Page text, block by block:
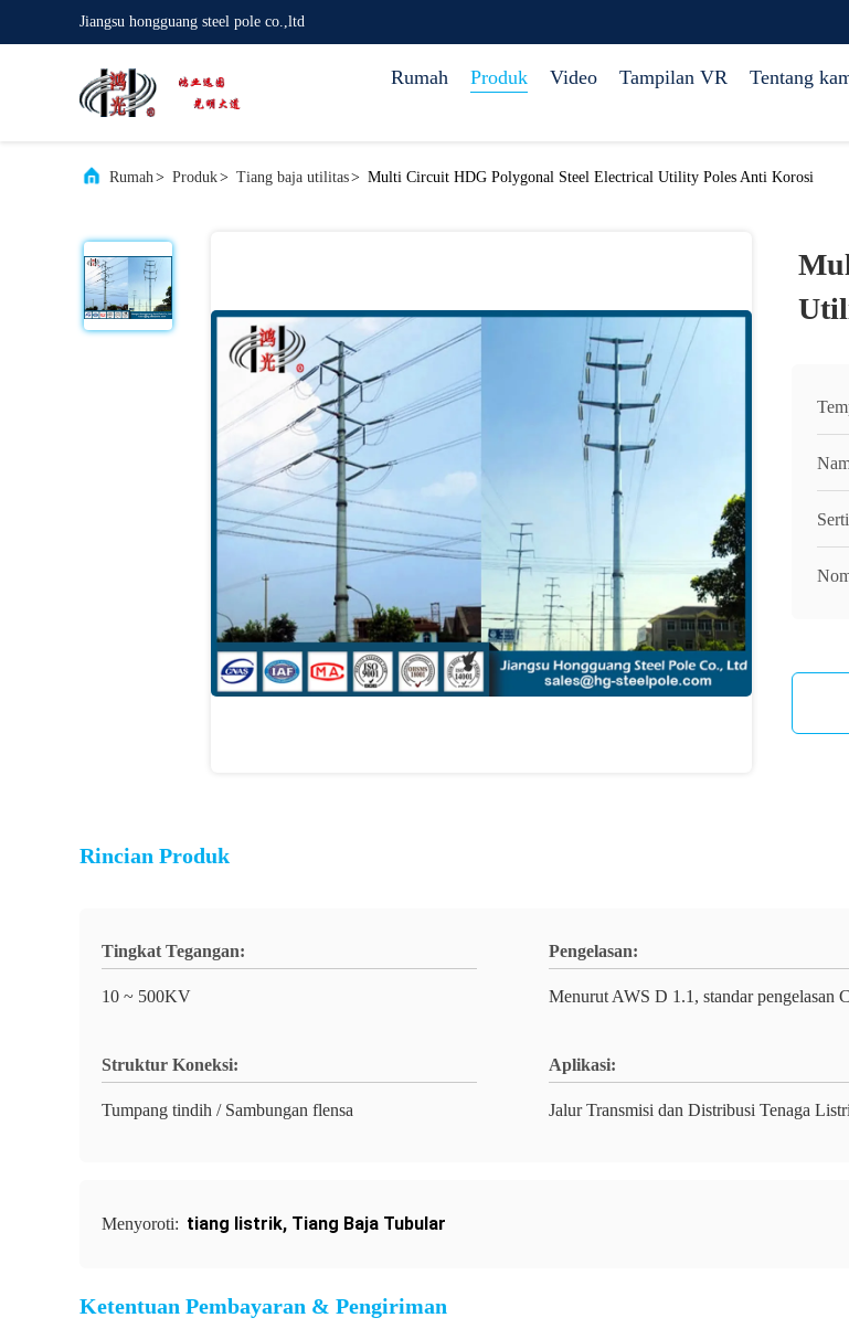
Jiangsu hongguang steel pole co.,ltd
Rumah Produk Video Tampilan VR Tentang
Rumah> Produk> Tiang baja utilitas> Multi Circuit HDG Polygonal Steel Electrical Utility Poles Anti Korosi
Rincian Produk
Tingkat Tegangan:
10 ~ 500KV
Pengelasan:
Menurut AWS D 1.1, standar pengelasan
Struktur Koneksi:
Tumpang tindih / Sambungan flensa
Aplikasi:
Jalur Transmisi dan Distribusi Tenaga
Menyoroti: tiang listrik, Tiang Baja Tubular
Ketentuan Pembayaran & Pengiriman